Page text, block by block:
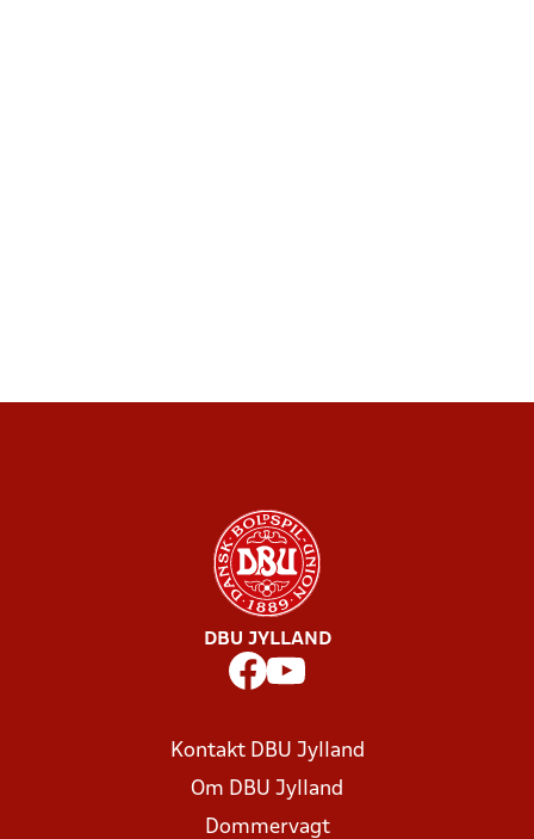
DBU JYLLAND
Kontakt DBU Jylland
Om DBU Jylland
Dommervagt